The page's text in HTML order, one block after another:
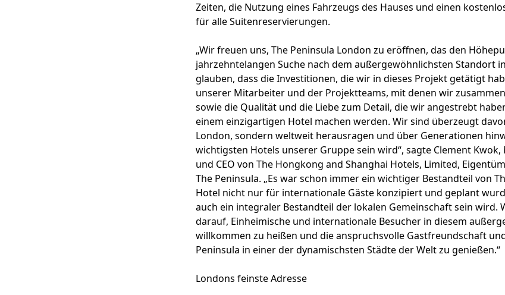
Zeiten, die Nutzung eines Fahrzeugs des Hauses und einen
für alle Suitenreservierungen.
„Wir freuen uns, The Peninsula London zu eröffnen, das den
jahrzehntelangen Suche nach dem außergewöhnlichsten Standort
glauben, dass die Investitionen, die wir in dieses Projekt getätigt
unserer Mitarbeiter und der Projektteams, mit denen wir
sowie die Qualität und die Liebe zum Detail, die wir angestrebt
einem einzigartigen Hotel machen werden. Wir sind überzeugt
London, sondern weltweit herausragen und über Generationen
wichtigsten Hotels unserer Gruppe sein wird“, sagte Clement
und CEO von The Hongkong and Shanghai Hotels, Limited,
The Peninsula. „Es war schon immer ein wichtiger Bestandteil von
Hotel nicht nur für internationale Gäste konzipiert und geplant
auch ein integraler Bestandteil der lokalen Gemeinschaft sein wird.
darauf, Einheimische und internationale Besucher in diesem
willkommen zu heißen und die anspruchsvolle Gastfreundschaft
Peninsula in einer der dynamischsten Städte der Welt zu genießen.“
Londons feinste Adresse